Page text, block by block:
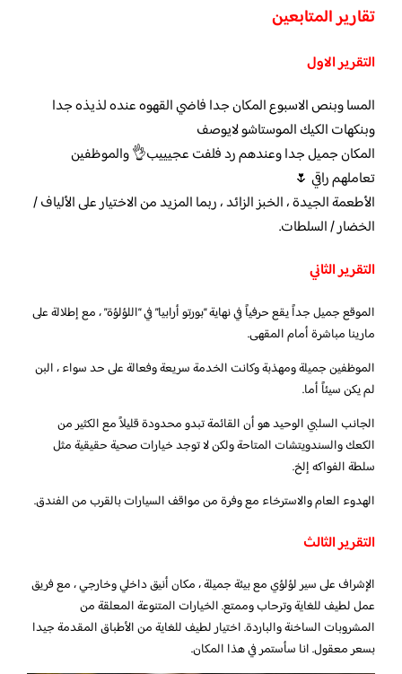
تقارير المتابعين
التقرير الاول
المسا وبنص الاسبوع المكان جدا فاضي القهوه عنده لذيذه جدا
وبنكهات الكيك الموستاشو لايوصف
المكان جميل جدا وعندهم رد فلفت عجيييب👌 والموظفين
تعاملهم راقي 🌷
الأطعمة الجيدة ، الخبز الزائد ، ربما المزيد من الاختيار على الألياف /
الخضار / السلطات.
التقرير الثاني
الموقع جميل جداً يقع حرفياً في نهاية “بورتو أرابيا” في “اللؤلؤة” ، مع إطلالة على
مارينا مباشرة أمام المقهى.
الموظفين جميلة ومهذبة وكانت الخدمة سريعة وفعالة على حد سواء ، البن
لم يكن سيئاً أما.
الجانب السلبي الوحيد هو أن القائمة تبدو محدودة قليلاً مع الكثير من
الكعك والسندويتشات المتاحة ولكن لا توجد خيارات صحية حقيقية مثل
سلطة الفواكه إلخ.
الهدوء العام والاسترخاء مع وفرة من مواقف السيارات بالقرب من الفندق.
التقرير الثالث
الإشراف على سير لؤلؤي مع بيئة جميلة ، مكان أنيق داخلي وخارجي ، مع فريق
عمل لطيف للغاية وترحاب وممتع. الخيارات المتنوعة المعلقة من
المشروبات الساخنة والباردة. اختيار لطيف للغاية من الأطباق المقدمة جيدا
بسعر معقول. انا سأستمر في هذا المكان.